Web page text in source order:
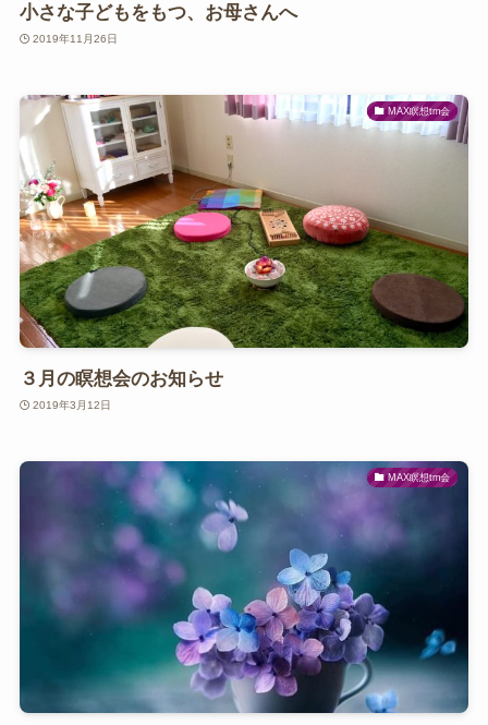
小さな子どもをもつ、お母さんへ
2019年11月26日
MAX瞑想tm会
３月の瞑想会のお知らせ
2019年3月12日
MAX瞑想tm会